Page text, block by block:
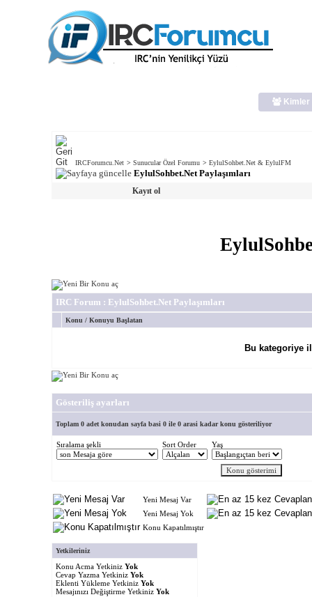
Kimler
IRCForumcu.Net > Sunucular Özel Forumu > EylulSohbet.Net & EylulFM
EylulSohbet.Net Paylaşımları
Kayıt ol
IRC Forum : EylulSohbet.Net Paylaşımları
Konu / Konuyu Başlatan
Bu kategoriye
Gösteriliş ayarları
Toplam 0 adet konudan sayfa basi 0 ile 0 arasi kadar konu gösteriliyor
Sıralama şekli Sort Order Yaş
Yeni Mesaj Var
Yeni Mesaj Yok
Konu Kapatılmıştır
Yetkileriniz
Konu Acma Yetkiniz Yok
Cevap Yazma Yetkiniz Yok
Eklenti Yükleme Yetkiniz Yok
Mesajınızı Değiştirme Yetkiniz Yok